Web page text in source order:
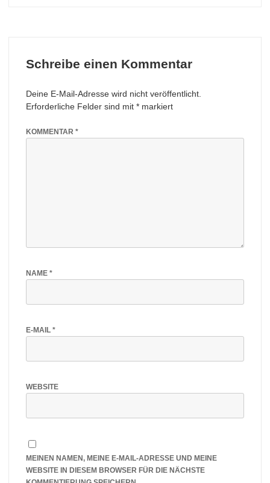
Schreibe einen Kommentar
Deine E-Mail-Adresse wird nicht veröffentlicht.
Erforderliche Felder sind mit * markiert
KOMMENTAR *
NAME *
E-MAIL *
WEBSITE
MEINEN NAMEN, MEINE E-MAIL-ADRESSE UND MEINE
WEBSITE IN DIESEM BROWSER FÜR DIE NÄCHSTE